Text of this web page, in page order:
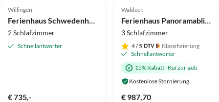
Willingen
2 Schlafzimmer
Schnellantworter
€ 735,-
Waldeck
3 Schlafzimmer
4/ 5
Klassifizierung
Schnellantworter
15% Rabatt· Kurzurlaub
Kostenlose Stornierung
€ 987,70